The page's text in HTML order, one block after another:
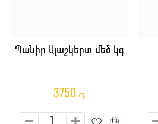
Պանիր Ալաշկերտ մեծ կգ
3750 ֏